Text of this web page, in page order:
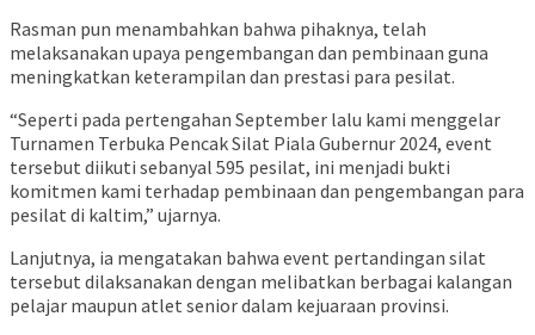
Rasman pun menambahkan bahwa pihaknya, telah
melaksanakan upaya pengembangan dan pembinaan guna
meningkatkan keterampilan dan prestasi para pesilat.
“Seperti pada pertengahan September lalu kami menggelar
Turnamen Terbuka Pencak Silat Piala Gubernur 2024, event
tersebut diikuti sebanyal 595 pesilat, ini menjadi bukti
komitmen kami terhadap pembinaan dan pengembangan para
pesilat di kaltim,” ujarnya.
Lanjutnya, ia mengatakan bahwa event pertandingan silat
tersebut dilaksanakan dengan melibatkan berbagai kalangan
pelajar maupun atlet senior dalam kejuaraan provinsi.